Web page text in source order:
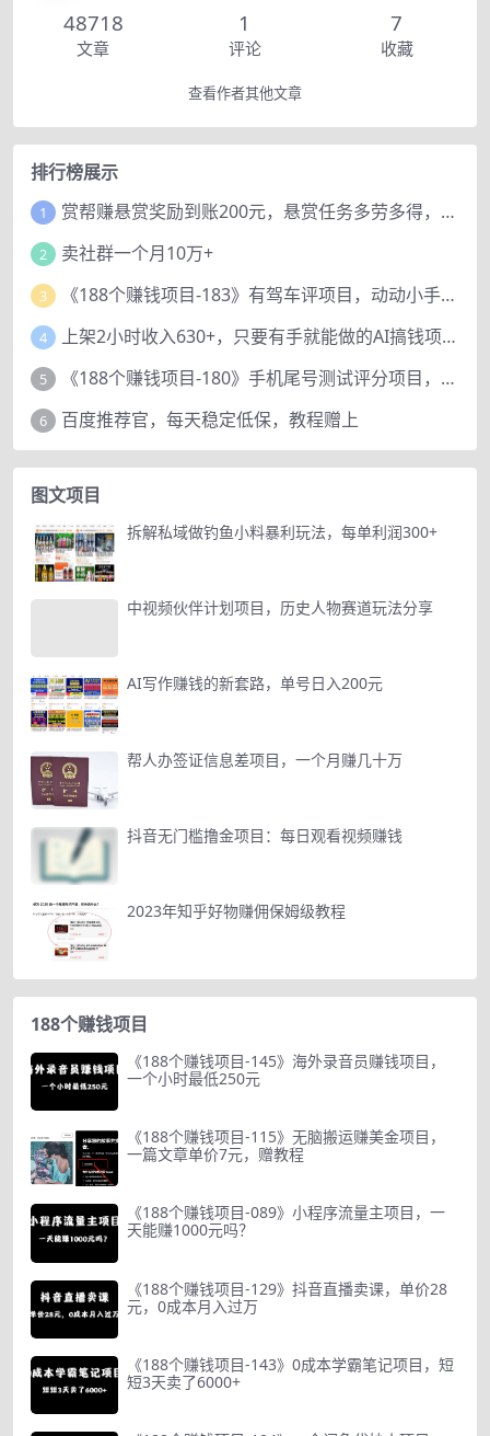
48718
文章
1
评论
7
收藏
查看作者其他文章
排行榜展示
1 赏帮赚悬赏奖励到账200元，悬赏任务多劳多得，人人可做。
2 卖社群一个月10万+
3 《188个赚钱项目-183》有驾车评项目，动动小手，复制粘贴赚44元！
4 上架2小时收入630+，只要有手就能做的AI搞钱项目，奶奶看完都能学会!
5 《188个赚钱项目-180》手机尾号测试评分项目，短视频直播日赚200+
6 百度推荐官，每天稳定低保，教程赠上
图文项目
拆解私域做钓鱼小料暴利玩法，每单利润300+
中视频伙伴计划项目，历史人物赛道玩法分享
AI写作赚钱的新套路，单号日入200元
帮人办签证信息差项目，一个月赚几十万
抖音无门槛撸金项目：每日观看视频赚钱
2023年知乎好物赚佣保姆级教程
188个赚钱项目
《188个赚钱项目-145》海外录音员赚钱项目，
一个小时最低250元
《188个赚钱项目-115》无脑搬运赚美金项目，
一篇文章单价7元，赠教程
《188个赚钱项目-089》小程序流量主项目，一
天能赚1000元吗？
《188个赚钱项目-129》抖音直播卖课，单价28
元，0成本月入过万
《188个赚钱项目-143》0成本学霸笔记项目，短
短3天卖了6000+